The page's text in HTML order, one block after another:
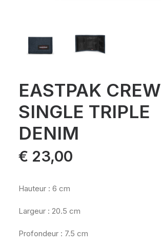
EASTPAK CREW
SINGLE TRIPLE
DENIM
€ 23,00
Hauteur : 6 cm
Largeur : 20.5 cm
Profondeur : 7.5 cm